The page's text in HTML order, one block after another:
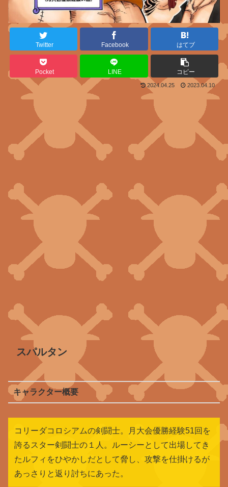
Twitter Facebook はてブ
Pocket LINE コピー
2024.04.25 2023.04.10
スパルタン
キャラクター概要
コリーダコロシアムの剣闘士。月大会優勝経験51回を
誇るスター剣闘士の１人。ルーシーとして出場してき
たルフィをひやかしだとして脅し、攻撃を仕掛けるが
あっさりと返り討ちにあった。